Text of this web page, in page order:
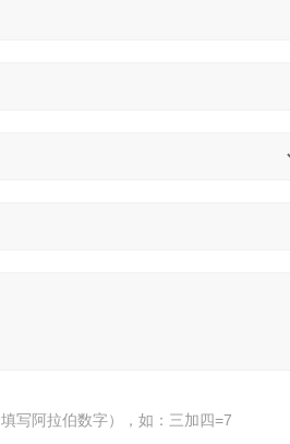
写阿拉伯数字），如：三加四=7